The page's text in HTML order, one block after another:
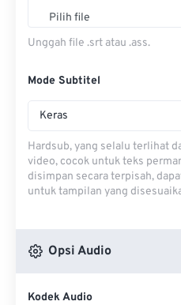
Pilih file
Unggah file .srt atau .ass.
Mode Subtitel
Keras
Hardsub, yang selalu terlihat
video, cocok untuk teks
disimpan secara terpisah,
untuk tampilan yang
Opsi Audio
Kodek Audio